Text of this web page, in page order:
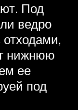
Под
ведро
нижнюю
ее
под